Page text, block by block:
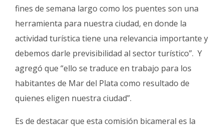
fines de semana largo como los puentes son una
herramienta para nuestra ciudad, en donde la
actividad turística tiene una relevancia importante y
debemos darle previsibilidad al sector turístico”. Y
agregó que “ello se traduce en trabajo para los
habitantes de Mar del Plata como resultado de
quienes eligen nuestra ciudad”.
Es de destacar que esta comisión bicameral es la